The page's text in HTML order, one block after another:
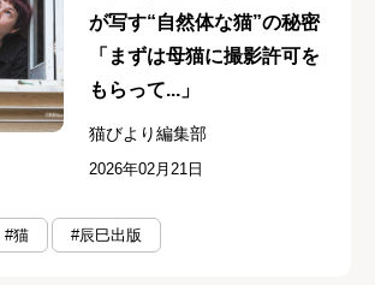
が写す“自然体な猫”の秘密
「まずは母猫に撮影許可を
もらって...」
猫びより編集部
2026年02月21日
#猫 #辰巳出版